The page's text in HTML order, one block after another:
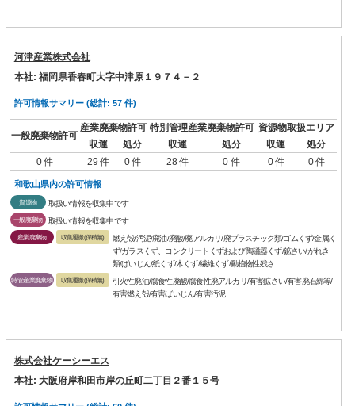
河津産業株式会社
本社: 福岡県香春町大字中津原１９７４－２
許可情報サマリー (総計: 57 件)
一般廃棄物許可
産業廃棄物許可 特別管理産業廃棄物許可 資源物取扱エリア
収運
処分 収運 処分 収運
処分
0 件
29 件 0 件 28 件 0 件 0 件 0 件
和歌山県内の許可情報
資源物 取扱い情報を収集中です
一般廃棄物 取扱い情報を収集中です
産業廃棄物 収集運搬(保積無)
燃え殻/汚泥/廃油/廃酸/廃アルカリ/廃プラスチック類/ゴムくず/金属く
ず/ガラスくず、コンクリートくずおよび陶磁器くず/鉱さい/がれき
類/ばいじん/紙くず/木くず/繊維くず/動植物性残さ
特管産業廃棄物 収集運搬(保積無)
引火性廃油/腐食性廃酸/腐食性廃アルカリ/有害鉱さい/有害廃石綿等/
有害燃え殻/有害ばいじん/有害汚泥
株式会社ケーシーエス
本社: 大阪府岸和田市岸の丘町二丁目２番１５号